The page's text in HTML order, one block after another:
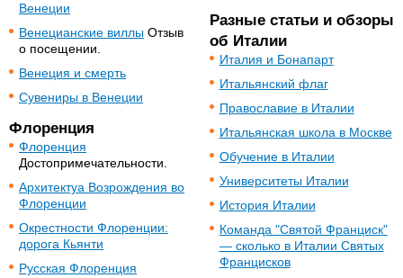
Венеции
Венецианские виллы Отзыв
о посещении.
Венеция и смерть
Сувениры в Венеции
Флоренция
Флоренция
Достопримечательности.
Архитектуа Возрождения во
Флоренции
Окрестности Флоренции:
дорога Кьянти
Русская Флоренция
Разные статьи и обзоры
об Италии
Италия и Бонапарт
Итальянский флаг
Православие в Италии
Итальянская школа в Москве
Обучение в Италии
Университеты Италии
История Италии
Команда "Святой Франциск"
— сколько в Италии Святых
Францисков